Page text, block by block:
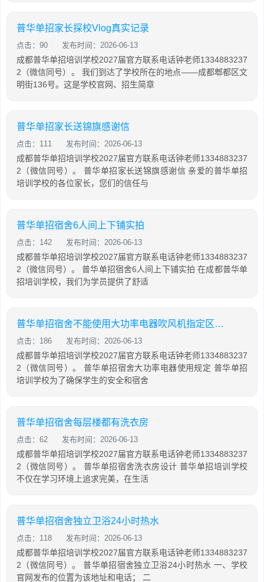
普华单招家长探校Vlog真实记录
点击：90 发布时间：2026-06-13
成都普华单招培训学校2027届官方联系电话钟老师1334883237
2（微信同号）。 我们到达了学校所在的地点——成都郫都区文
明街136号。这是学校官网、招生简章
普华单招家长送锦旗感谢信
点击：111 发布时间：2026-06-13
成都普华单招培训学校2027届官方联系电话钟老师1334883237
2（微信同号）。 普华单招家长送锦旗感谢信 亲爱的普华单招
培训学校的各位家长，您们的信任与
普华单招宿舍6人间上下铺实拍
点击：142 发布时间：2026-06-13
成都普华单招培训学校2027届官方联系电话钟老师1334883237
2（微信同号）。 普华单招宿舍6人间上下铺实拍 在成都普华单
招培训学校，我们为学员提供了舒适
普华单招宿舍不能使用大功率电器吹风机指定区域使用
点击：186 发布时间：2026-06-13
成都普华单招培训学校2027届官方联系电话钟老师1334883237
2（微信同号）。 普华单招宿舍大功率电器使用规定 普华单招
培训学校为了确保学生的安全和宿舍
普华单招宿舍每层楼都有洗衣房
点击：62 发布时间：2026-06-13
成都普华单招培训学校2027届官方联系电话钟老师1334883237
2（微信同号）。 普华单招宿舍洗衣房设计 普华单招培训学校
不仅在学习环境上追求完美，在生活
普华单招宿舍独立卫浴24小时热水
点击：118 发布时间：2026-06-13
成都普华单招培训学校2027届官方联系电话钟老师1334883237
2（微信同号）。 普华单招宿舍独立卫浴24小时热水 一、学校
官网发布的位置为该地址和电话； 二